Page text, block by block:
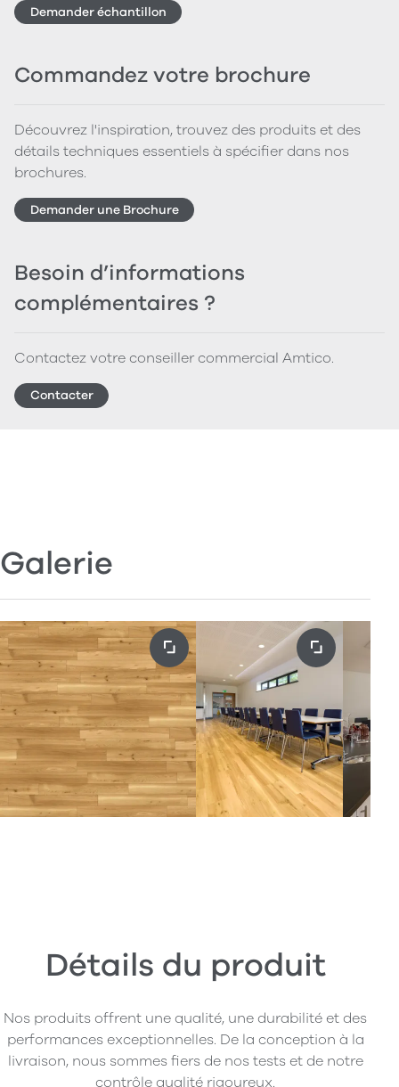
Demander échantillon
Commandez votre brochure
Découvrez l'inspiration, trouvez des produits et des
détails techniques essentiels à spécifier dans nos
brochures.
Demander une Brochure
Besoin d’informations
complémentaires ?
Contactez votre conseiller commercial Amtico.
Contacter
Galerie
Détails du produit
Nos produits offrent une qualité, une durabilité et des
performances exceptionnelles. De la conception à la
livraison, nous sommes fiers de nos tests et de notre
contrôle qualité rigoureux.